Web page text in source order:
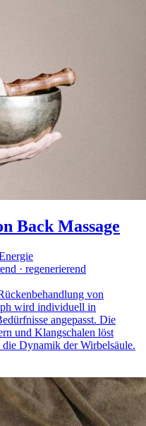
Back Massage
· regenerierend
von
wird individuell in
angepasst. Die
und Klangschalen löst
die Dynamik der Wirbelsäule.